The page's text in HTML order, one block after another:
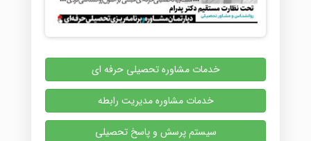
خدمات مشاوره تحصیلی حرفه ای
خدمات مشاوره مدیریت رابطه
سیستم پرسش و پاسخ تحصیلی